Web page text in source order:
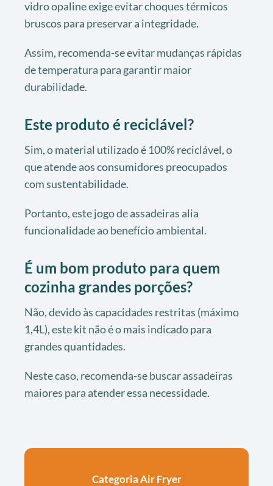
vidro opaline exige evitar choques térmicos
bruscos para preservar a integridade.
Assim, recomenda-se evitar mudanças rápidas
de temperatura para garantir maior
durabilidade.
Este produto é reciclável?
Sim, o material utilizado é 100% reciclável, o
que atende aos consumidores preocupados
com sustentabilidade.
Portanto, este jogo de assadeiras alia
funcionalidade ao benefício ambiental.
É um bom produto para quem
cozinha grandes porções?
Não, devido às capacidades restritas (máximo
1,4L), este kit não é o mais indicado para
grandes quantidades.
Neste caso, recomenda-se buscar assadeiras
maiores para atender essa necessidade.
Categoria Air Fryer